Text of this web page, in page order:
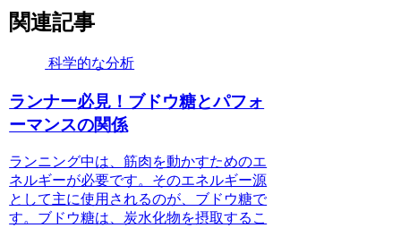
関連記事
科学的な分析
ランナー必見！ブドウ糖とパフォ
ーマンスの関係
ランニング中は、筋肉を動かすためのエ
ネルギーが必要です。そのエネルギー源
として主に使用されるのが、ブドウ糖で
す。ブドウ糖は、炭水化物を摂取するこ